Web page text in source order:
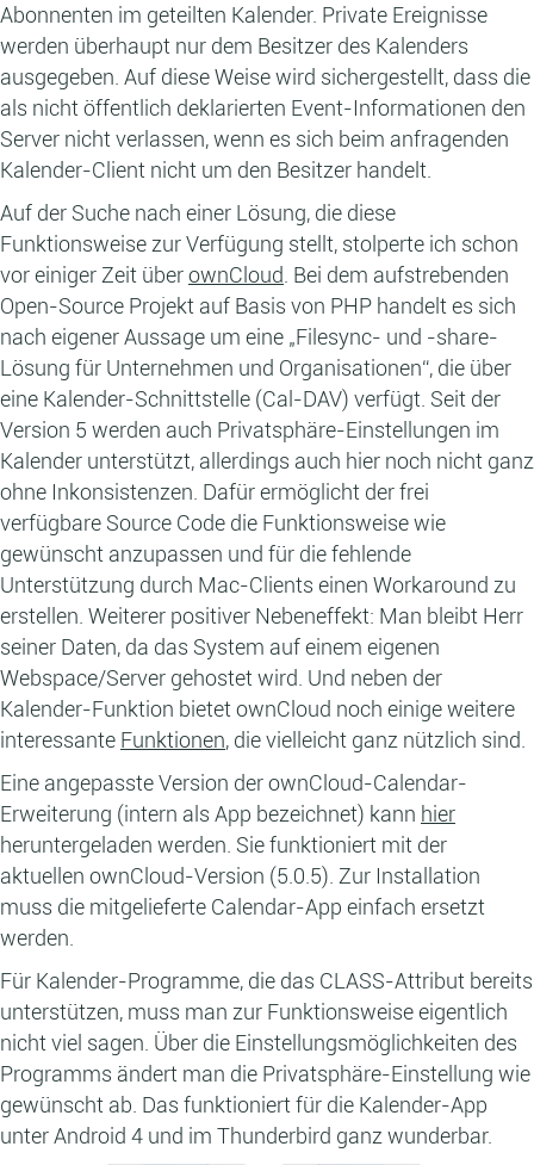
Abonnenten im geteilten Kalender. Private Ereignisse
werden überhaupt nur dem Besitzer des Kalenders
ausgegeben. Auf diese Weise wird sichergestellt, dass die
als nicht öffentlich deklarierten Event-Informationen den
Server nicht verlassen, wenn es sich beim anfragenden
Kalender-Client nicht um den Besitzer handelt.
Auf der Suche nach einer Lösung, die diese
Funktionsweise zur Verfügung stellt, stolperte ich schon
vor einiger Zeit überownCloud . Bei dem aufstrebenden
Open-Source Projekt auf Basis von PHP handelt es sich
nach eigener Aussage um eine „Filesync- und -share-
Lösung für Unternehmen und Organisationen“, die über
eine Kalender-Schnittstelle (Cal-DAV) verfügt. Seit der
Version 5 werden auch Privatsphäre-Einstellungen im
Kalender unterstützt, allerdings auch hier noch nicht ganz
ohne Inkonsistenzen. Dafür ermöglicht der frei
verfügbare Source Code die Funktionsweise wie
gewünscht anzupassen und für die fehlende
Unterstützung durch Mac-Clients einen Workaround zu
erstellen. Weiterer positiver Nebeneffekt: Man bleibt Herr
seiner Daten, da das System auf einem eigenen
Webspace/Server gehostet wird. Und neben der
Kalender-Funktion bietet ownCloud noch einige weitere
interessante Funktionen, die vielleicht ganz nützlich sind.
Eine angepasste Version der ownCloud-Calendar-
Erweiterung (intern als App bezeichnet) kann hier
heruntergeladen werden. Sie funktioniert mit der
aktuellen ownCloud-Version (5.0.5). Zur Installation
muss die mitgelieferte Calendar-App einfach ersetzt
werden.
Für Kalender-Programme, die das CLASS-Attribut bereits
unterstützen, muss man zur Funktionsweise eigentlich
nicht viel sagen. Über die Einstellungsmöglichkeiten des
Programms ändert man die Privatsphäre-Einstellung wie
gewünscht ab. Das funktioniert für die Kalender-App
unter Android 4 und im Thunderbird ganz wunderbar.